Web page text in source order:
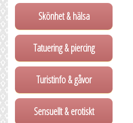
Skönhet & hälsa
Tatuering & piercing
Turistinfo & gåvor
Sensuellt & erotiskt